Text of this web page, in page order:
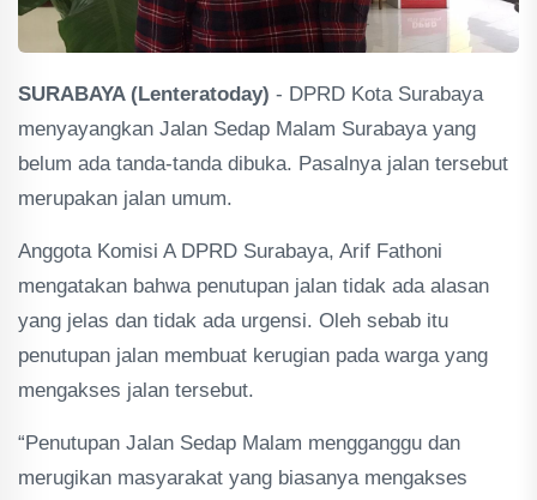
SURABAYA (Lenteratoday) - DPRD Kota Surabaya
menyayangkan Jalan Sedap Malam Surabaya yang
belum ada tanda-tanda dibuka. Pasalnya jalan tersebut
merupakan jalan umum.
Anggota Komisi A DPRD Surabaya, Arif Fathoni
mengatakan bahwa penutupan jalan tidak ada alasan
yang jelas dan tidak ada urgensi. Oleh sebab itu
penutupan jalan membuat kerugian pada warga yang
mengakses jalan tersebut.
“Penutupan Jalan Sedap Malam mengganggu dan
merugikan masyarakat yang biasanya mengakses